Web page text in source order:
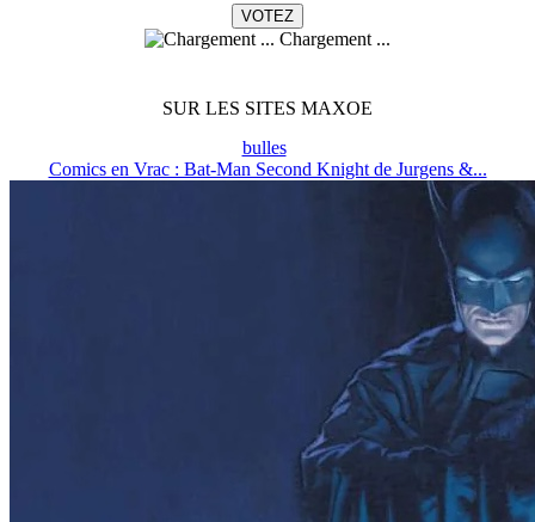
Chargement ...
SUR LES SITES MAXOE
bulles
Comics en Vrac : Bat-Man Second Knight de Jurgens &...